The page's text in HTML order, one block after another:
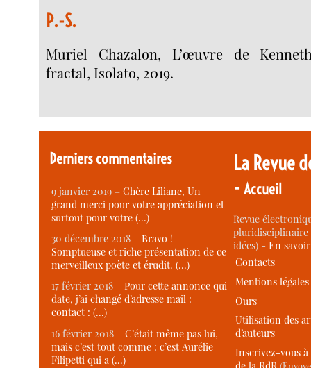
P.-S.
Muriel Chazalon, L’œuvre de
fractal, Isolato, 2019.
Derniers commentaires
9 janvier 2019 –Chère Liliane, Un
grand merci pour votre appréciation et
surtout pour votre (…)
30 décembre 2018 –Bravo !
Somptueuse et riche présentation de ce
merveilleux poète et érudit. (…)
17 février 2018 –Pour cette annonce qui
date, j’ai changé d’adresse mail :
contact : (…)
16 février 2018 –C’était même pas lui,
mais c’est tout comme : c’est Aurélie
Filipetti qui a (…)
La Revue
-Accueil
Revue
idées) -En
Contacts
Mentions légales
Ours
Utilisation des
d’auteurs
Inscrivez-vous
de la RdR